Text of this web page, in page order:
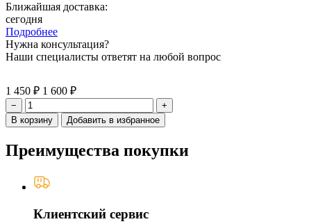
Ближайшая доставка:
сегодня
Подробнее
Нужна консультация?
Наши специалисты ответят на любой вопрос
1 450 ₽ 1 600 ₽
−
+
В корзину
Добавить в избранное
Преимущества покупки
Клиентский сервис